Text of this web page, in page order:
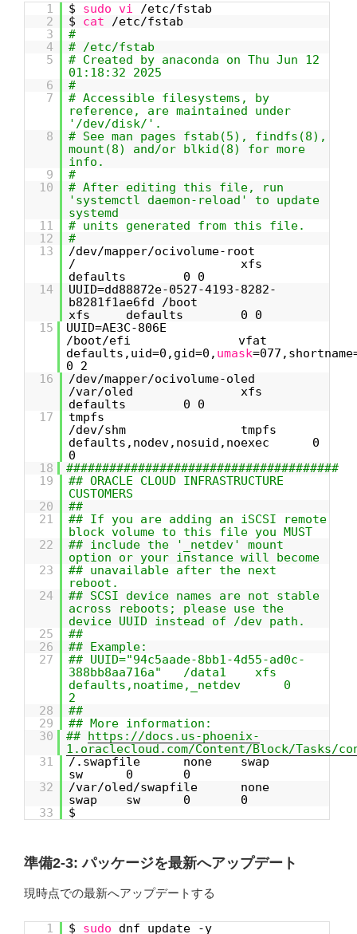
1 $ sudo vi
/etc/fstab
2
$ cat
/etc/fstab
3
#
4
# /etc/fstab
5
# Created by anaconda on Thu Jun 12
01:18:32 2025
6
#
7
# Accessible filesystems, by
reference, are maintained under
'/dev/disk/'.
8
# See man pages fstab(5), findfs(8),
mount(8) and/or blkid(8) for more
info.
9
#
10
# After editing this file, run
'systemctl daemon-reload' to update
systemd
11
# units generated from this file.
12
#
13
/dev/mapper/ocivolume-root
/ xfs
defaults 0 0
14
UUID=dd88872e-0527-4193-8282-
b8281f1ae6fd /boot
xfs defaults 0 0
15
UUID=AE3C-806E
/boot/efi vfat
defaults,uid=0,gid=0, umask
0 2
16
/dev/mapper/ocivolume-oled
/var/oled xfs
defaults 0 0
17
tmpfs
/dev/shm tmpfs
defaults,nodev,nosuid,noexec 0
0
18
######################################
19
## ORACLE CLOUD INFRASTRUCTURE
CUSTOMERS
20
##
21
## If you are adding an iSCSI remote
block volume to this file you MUST
22
## include the '_netdev' mount
option or your instance will become
23
## unavailable after the next
reboot.
24
## SCSI device names are not stable
across reboots; please use the
device UUID instead of /dev path.
25
##
26
## Example:
27
## UUID="94c5aade-8bb1-4d55-ad0c-
388bb8aa716a" /data1 xfs
defaults,noatime,_netdev 0
2
28
##
29
## More information:
30
## https://docs.us-phoenix-
1.oraclecloud.com/Content/Block/Tasks/
31
/.swapfile none swap
sw 0 0
32
/var/oled/swapfile none
swap sw 0 0
33
$
準備2-3: パッケージを最新へアップデート
現時点での最新へアップデートする
1 $ sudo
dnf update -y